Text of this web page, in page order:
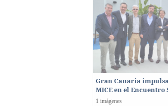
Gran Canaria
MICE en el Encuentro
1 imágenes